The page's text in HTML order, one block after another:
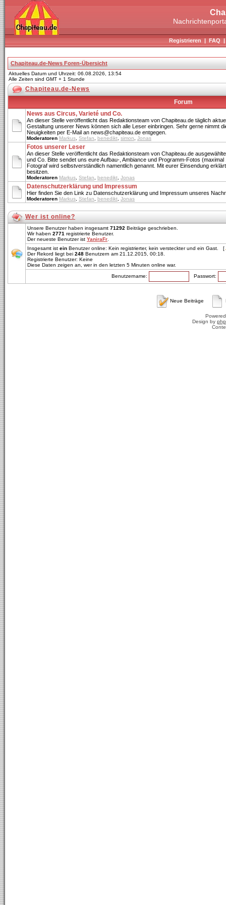
Registrieren|FAQ
Chapiteau.de-News Foren-Übersicht
Aktuelles Datum und Uhrzeit: 06.08.2026, 13:54
Alle Zeiten sind GMT + 1 Stunde
Chapiteau.de-News
Forum
News aus Circus, Varieté und Co.
An dieser Stelle veröffentlicht das Redaktionsteam von Chapiteau.de täglich
Gestaltung unserer News können sich alle Leser einbringen. Sehr gerne nimmt
Neuigkeiten per E-Mail an news@chapiteau.de entgegen.
Moderatoren Markus Stefan benedikt simon Jonas
Fotos unserer Leser
An dieser Stelle veröffentlicht das Redaktionsteam von Chapiteau.de
und Co. Bitte sendet uns eure Aufbau-, Ambiance und Programm-Fotos
Fotograf wird selbstverständlich namentlich genannt. Mit eurer Einsendung
besitzen.
Moderatoren Markus Stefan benedikt Jonas
Datenschutzerklärung und Impressum
Hier finden Sie den Link zu Datenschutzerklärung und Impressum unseres
Moderatoren Markus Stefan benedikt Jonas
Wer ist online?
Unsere Benutzer haben insgesamt 71292 Beiträge geschrieben.
Wir haben 2771 registrierte Benutzer.
Der neueste Benutzer ist YaniraFr
Insgesamt ist ein Benutzer online: Kein registrierter, kein versteckter und ein Gast. [
Der Rekord liegt bei 248 Benutzern am 21.12.2015, 00:18.
Registrierte Benutzer: Keine
Diese Daten zeigen an, wer in den letzten 5 Minuten online war.
Benutzername: Passwort:
Neue Beiträge
Design by